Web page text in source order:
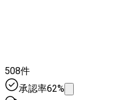
508件
承認率62%